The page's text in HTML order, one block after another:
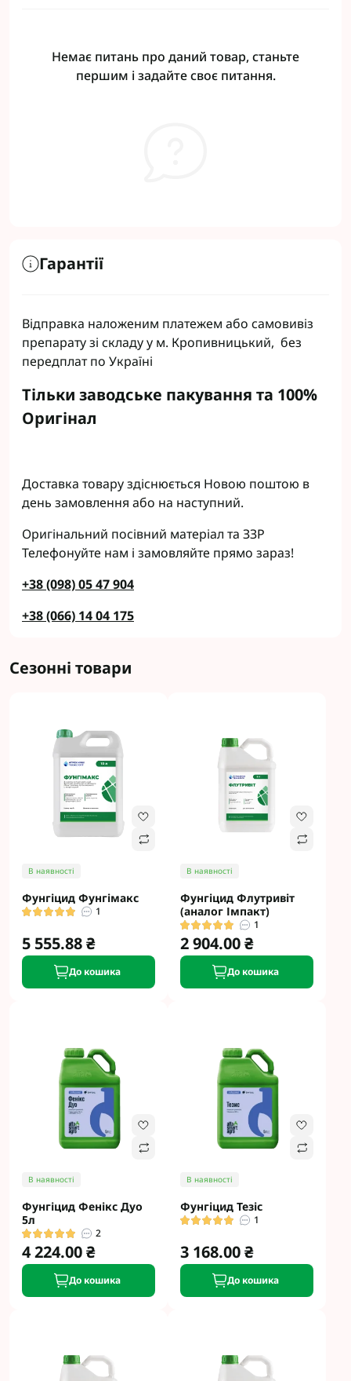
Немає питань про даний товар, станьте
першим і задайте своє питання.
Гарантії
Відправка наложеним платежем або самовивіз
препарату зі складу у м. Кропивницький, без
передплат по Україні
Тільки заводське пакування та 100%
Оригінал
Доставка товару здіснюється Новою поштою в
день замовлення або на наступний.
Оригінальний посівний матеріал та ЗЗР
Телефонуйте нам і замовляйте прямо зараз!
+38 (098) 05 47 904
+38 (066) 14 04 175
Сезонні товари
В наявності
Фунгіцид Фунгімакс
1
5 555.88 ₴
До кошика
В наявності
Фунгіцид Флутривіт
(аналог Імпакт)
1
2 904.00 ₴
До кошика
В наявності
Фунгіцид Фенікс Дуо
5л
2
4 224.00 ₴
До кошика
В наявності
Фунгіцид Тезіс
1
3 168.00 ₴
До кошика